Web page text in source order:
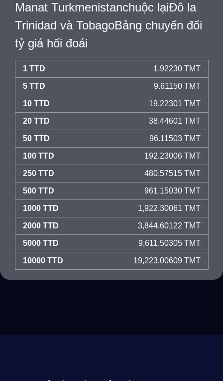
Manat Turkmenistanchuộc lạiĐô la
Trinidad và TobagoBảng chuyển đổi
tỷ giá hối đoái
1 TTD 1.92230 TMT
5 TTD 9.61150 TMT
10 TTD 19.22301 TMT
20 TTD 38.44601 TMT
50 TTD 96.11503 TMT
100 TTD 192.23006 TMT
250 TTD 480.57515 TMT
500 TTD 961.15030 TMT
1000 TTD 1,922.30061 TMT
2000 TTD 3,844.60122 TMT
5000 TTD 9,611.50305 TMT
10000 TTD 19,223.00609 TMT